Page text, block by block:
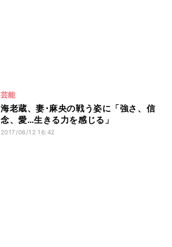
芸能
海老蔵、妻･麻央の戦う姿に「強さ、信
念、愛…生きる力を感じる」
2017/06/12 16:42